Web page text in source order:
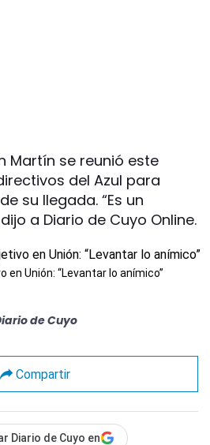
Martín se reunió este
del Azul para
su llegada. “Es un
a Diario de Cuyo Online.
Unión: “Levantar lo anímico”
de Cuyo
Compartir
Diario de Cuyo en